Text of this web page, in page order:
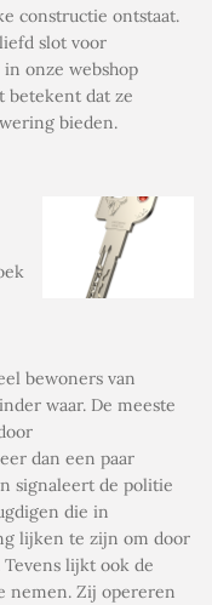
constructie ontstaat.
slot voor
onze webshop
betekent dat ze
bieden.
van
waar. De meeste
dan een paar
signaleert de politie
die in
lijken te zijn om door
Tevens lijkt ook de
nemen. Zij opereren